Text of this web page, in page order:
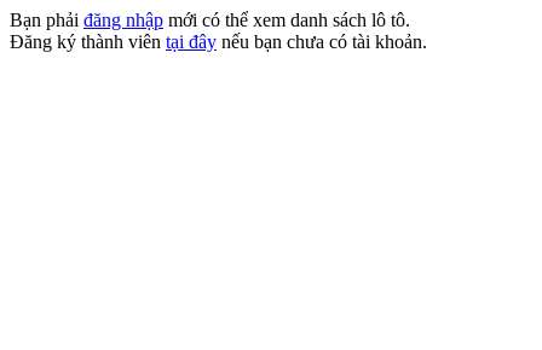
Bạn phải đăng nhập mới có thể xem danh sách lô tô.
Đăng ký thành viên tại đây nếu bạn chưa có tài khoản.